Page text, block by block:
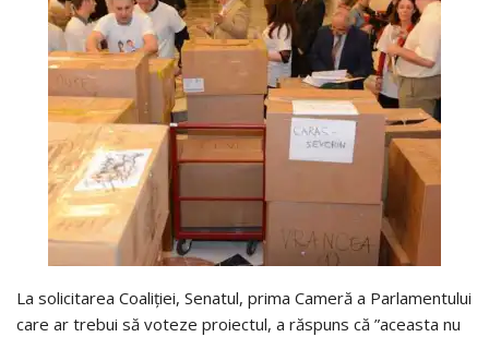
La solicitarea Coaliției, Senatul, prima Cameră a Parlamentului
care ar trebui să voteze proiectul, a răspuns că ”aceasta nu